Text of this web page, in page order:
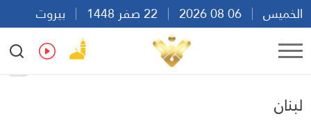
الخميس
بيروت
08:20
Ar
لبنان